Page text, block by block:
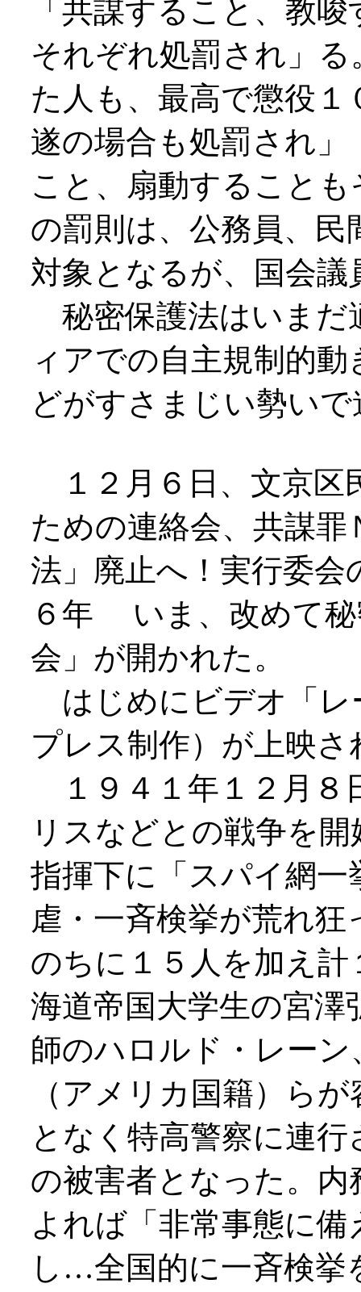
「共謀すること、教
それぞれ処罰され」
た人も、最高で懲役
遂の場合も処罰され
こと、扇動すること
の罰則は、公務員、
対象となるが、国会
秘密保護法はいまだ
ィアでの自主規制的
どがすさまじい勢い
１２月６日、文京区
ための連絡会、共謀罪
法」廃止へ！実行委
６年 いま、改めて秘
会」が開かれた。
はじめにビデオ「レ
プレス制作）が上映さ
１９４１年１２月８
リスなどとの戦争を
指揮下に「スパイ網
虐・一斉検挙が荒れ
のちに１５人を加え
海道帝国大学生の宮澤
師のハロルド・レー
（アメリカ国籍）ら
となく特高警察に連
の被害者となった。
よれば「非常事態に
し…全国的に一斉検挙